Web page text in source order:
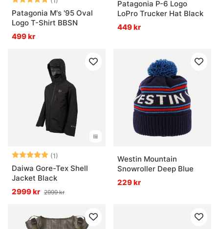
Patagonia M's '95 Oval
Logo T-Shirt BBSN
499 kr
Patagonia P-6 Logo
LoPro Trucker Hat Black
449 kr
Betyg: (1)
5.0 utav 5 stjärnor
Daiwa Gore-Tex Shell
Jacket Black
2999 kr 2999 kr
Westin Mountain
Snowroller Deep Blue
229 kr